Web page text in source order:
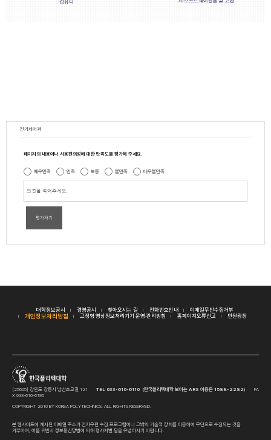
전기제어과
페이지의 내용이나 사용편의성에 대한 만족도를 평가해 주세요.
매우만족 만족 보통 불만족 매우불만족
평가하기
대학정보공시 경영공시 찾아오시는 길 전화번호안내 이메일무단수집거부
개인정보처리방침 고정형 영상정보처리기기 운영·관리방침 홈페이지오류신고 민원광장
[25605] 강원도 강릉시 남산초교길 121 TEL 033-610-6110 (한국폴리텍대학 보이는 ARS 이용은 1588-2282)
FA
X 033-610-6195
COPYRIGHT 2010 BY KOREA POLYTECHNICS. ALL RIGHTS RESERVED.
본 웹사이트에 게시된 이메일 주소가 전자우편 수집 프로그램이나 그밖의 기술적 장치를 이용하여 무단으로 수집되는 것을
거부하며, 이를 위반시 정보통신망법에 의해 형사처벌 됨을 유념하시기 바랍니다.